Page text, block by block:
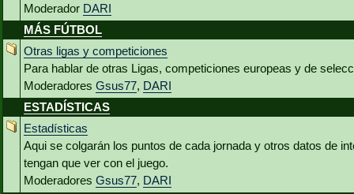
Moderador DARI
MÁS FÚTBOL
Otras ligas y competiciones
Para hablar de otras Ligas, competiciones europeas y de
Moderadores Gsus77, DARI
ESTADÍSTICAS
Estadísticas
Aqui se colgarán los puntos de cada jornada y otros datos de
tengan que ver con el juego.
Moderadores Gsus77, DARI